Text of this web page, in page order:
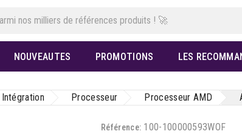
NOUVEAUTES PROMOTIONS LES
Intégration Processeur Processeur AMD
Référence: 100-100000593WOF